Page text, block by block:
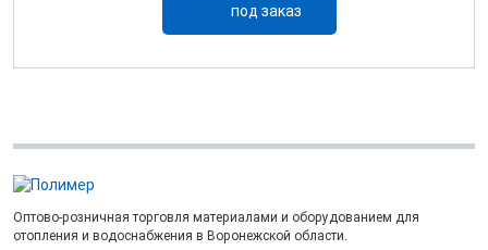
под заказ
Оптово-розничная торговля материалами и оборудованием для
отопления и водоснабжения в Воронежской области.